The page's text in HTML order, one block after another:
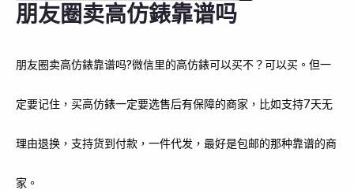
朋友圈卖高仿錶靠谱吗
朋友圈卖高仿錶靠谱吗?微信里的高仿錶可以买不？可以买。但一
定要记住，买高仿錶一定要选售后有保障的商家，比如支持7天无
理由退换，支持货到付款，一件代发，最好是包邮的那种靠谱的商
家。